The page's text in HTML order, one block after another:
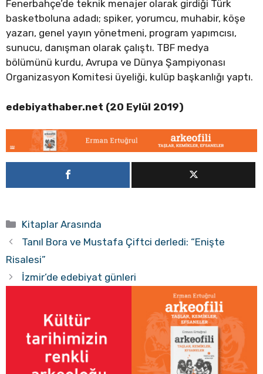
Fenerbahçe’de teknik menajer olarak girdiği Türk
basketboluna adadı; spiker, yorumcu, muhabir, köşe
yazarı, genel yayın yönetmeni, program yapımcısı,
sunucu, danışman olarak çalıştı. TBF medya
bölümünü kurdu, Avrupa ve Dünya Şampiyonası
Organizasyon Komitesi üyeliği, kulüp başkanlığı yaptı.
edebiyathaber.net (20 Eylül 2019)
Kategoriler
Kitaplar Arasında
Tanıl Bora ve Mustafa Çiftci derledi: “Enişte
Risalesi”
İzmir’de edebiyat günleri